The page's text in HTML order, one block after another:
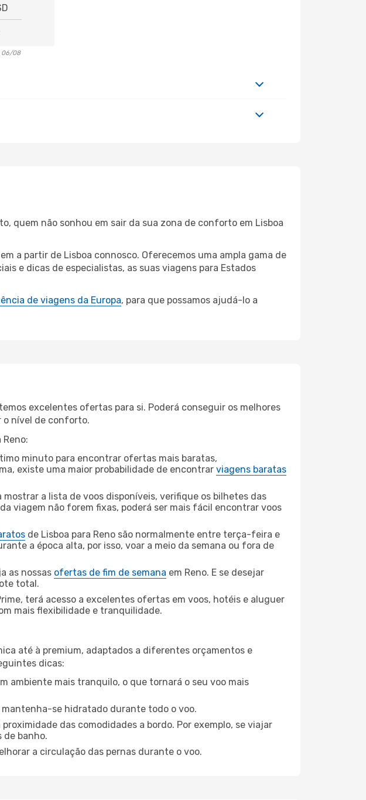
06/08
quem não sonhou em sair da sua zona de conforto em Lisboa
a partir de Lisboa connosco. Oferecemos uma ampla gama de
e dicas de especialistas, as suas viagens para Estados
de viagens da Europa, para que possamos ajudá-lo a
excelentes ofertas para si. Poderá conseguir os melhores
o nível de conforto.
Reno:
minuto para encontrar ofertas mais baratas,
existe uma maior probabilidade de encontrar viagens baratas
mostrar a lista de voos disponíveis, verifique os bilhetes das
viagem não forem fixas, poderá ser mais fácil encontrar voos
de Lisboa para Reno são normalmente entre terça-feira e
a época alta, por isso, voar a meio da semana ou fora de
as nossas ofertas de fim de semana em Reno. E se desejar
total.
terá acesso a excelentes ofertas em voos, hotéis e aluguer
mais flexibilidade e tranquilidade.
até à premium, adaptados a diferentes orçamentos e
dicas:
ambiente mais tranquilo, o que tornará o seu voo mais
mantenha-se hidratado durante todo o voo.
das comodidades a bordo. Por exemplo, se viajar
de banho.
a circulação das pernas durante o voo.